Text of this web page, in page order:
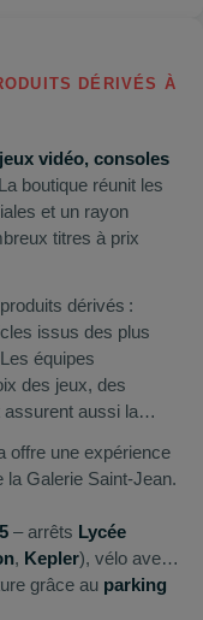
DÉRIVÉS À
vidéo, consoles
boutique réunit les
et un rayon
titres à prix
dérivés :
issus des plus
équipes
des jeux, des
aussi la
offre une expérience
Galerie Saint‑Jean.
– arrêts Lycée
, Kepler), vélo avec
grâce au parking